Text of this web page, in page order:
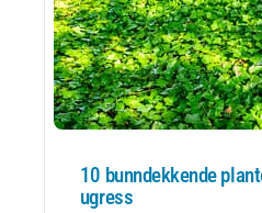
10 bunndekkende
ugress